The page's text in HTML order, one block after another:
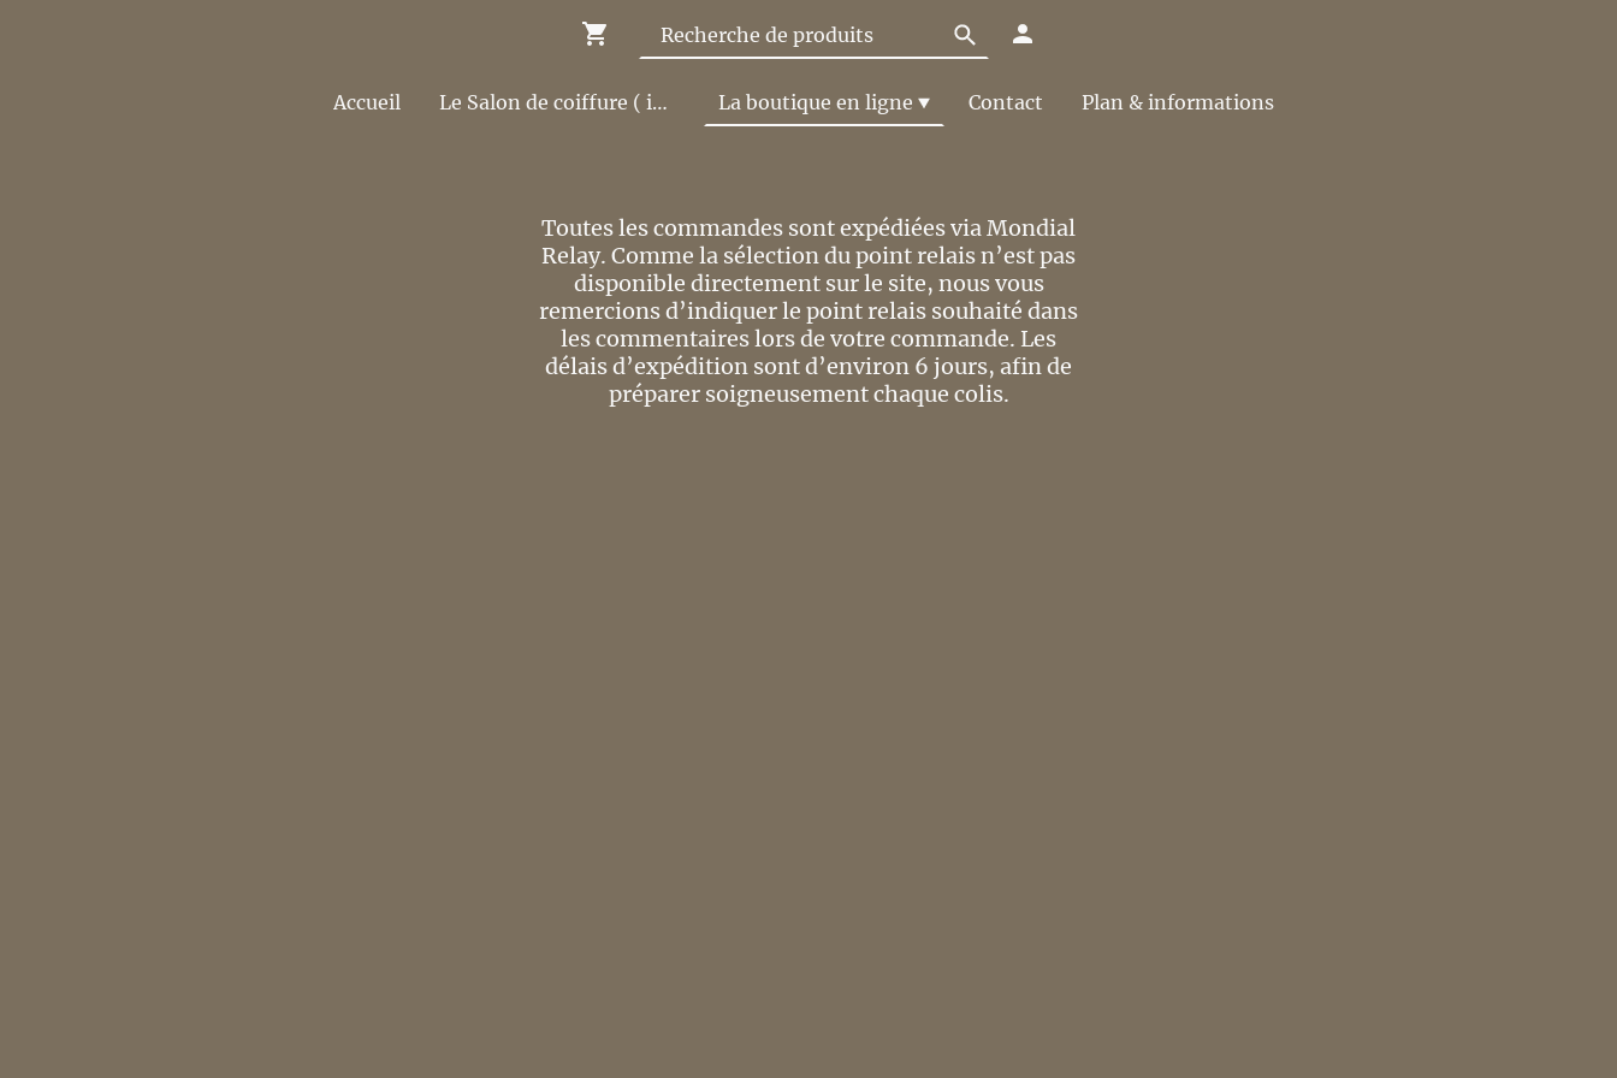
Accueil Le Salon de coiffure ( infos et tarifs ) La boutique en ligne Contact Plan & informations
Toutes les commandes sont expédiées via Mondial
Relay. Comme la sélection du point relais n’est pas
disponible directement sur le site, nous vous
remercions d’indiquer le point relais souhaité dans
les commentaires lors de votre commande. Les
délais d’expédition sont d’environ 6 jours, afin de
préparer soigneusement chaque colis.